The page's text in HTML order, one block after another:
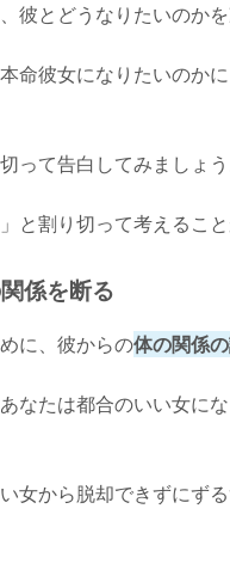
彼とどうなりたいのかを
命彼女になりたいのか
って告白してみましょう
と割り切って考えること
係を断る
に、彼からの体の関係
なたは都合のいい女に
女から脱却できずにず